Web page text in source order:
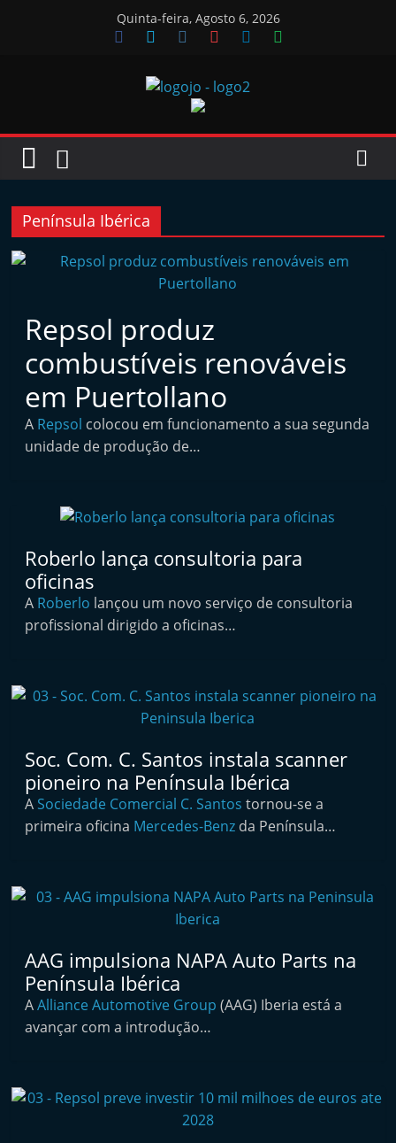
Quinta-feira, Agosto 6, 2026
Jornal
Oficinas
J
n
a
i
n
d
n
e
n
d
A
f
t
e
a
k
e
t
A
o
Península Ibérica
Repsol produz
combustíveis renováveis
em Puertollano
A Repsol colocou em funcionamento a sua segunda
unidade de produção de…
Roberlo lança consultoria para
oficinas
A Roberlo lançou um novo serviço de consultoria
profissional dirigido a oficinas…
Soc. Com. C. Santos instala scanner
pioneiro na Península Ibérica
A Sociedade Comercial C. Santos tornou-se a
primeira oficina Mercedes-Benz da Península…
AAG impulsiona NAPA Auto Parts na
Península Ibérica
AAlliance Automotive Group (AAG) Iberia está a
avançar com a introdução…